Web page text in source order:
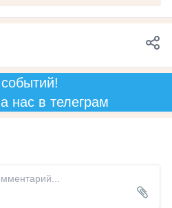
нас в телеграм